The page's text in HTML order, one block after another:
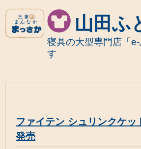
山田ふ
寝具の大型専門店「
す
ファイテン シュリンクケ
発売